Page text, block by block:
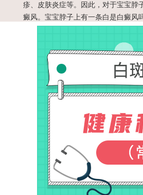
疹、皮肤炎症等。因此，对于宝宝脖
癜风。宝宝脖子上有一条白是白癜风